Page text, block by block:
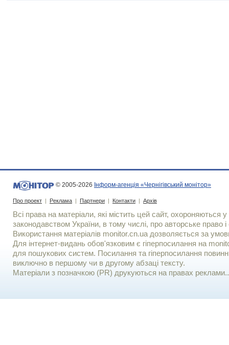
© 2005-2026 Інформ-агенція «Чернігівський монітор»
Про проект | Реклама | Партнери | Контакти | Архів
Всі права на матеріали, які містить цей сайт, охороняються у
законодавством України, в тому числі, про авторське право і
Використання матерiалiв monitor.cn.ua дозволяється за
Для iнтернет-видань обов'язковим є гiперпосилання на
для пошукових систем. Посилання та гіперпосилання
виключно в першому чи в другому абзаці тексту.
Матеріали з позначкою (PR) друкуються на правах реклами..